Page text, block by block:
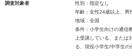
調査対象者
性別：指定なし
年齢：女性24歳以上、男
地域：全国
条件：小学生向けの通信
上受講している、または
る、現役小学生/中学生の